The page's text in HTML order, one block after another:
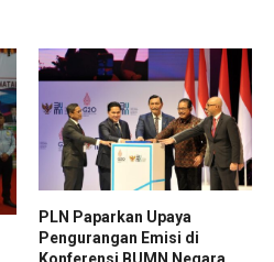
PLN Paparkan Upaya
Pengurangan Emisi di
Konferensi BUMN Negara